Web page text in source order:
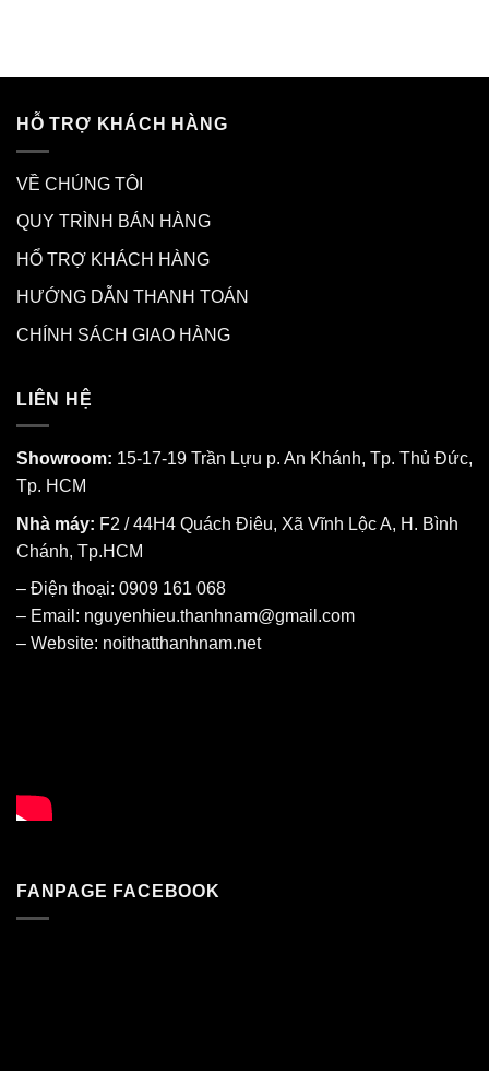
HỖ TRỢ KHÁCH HÀNG
VỀ CHÚNG TÔI
QUY TRÌNH BÁN HÀNG
HỔ TRỢ KHÁCH HÀNG
HƯỚNG DẪN THANH TOÁN
CHÍNH SÁCH GIAO HÀNG
LIÊN HỆ
Showroom: 15-17-19 Trần Lựu p. An Khánh, Tp. Thủ Đức,
Tp. HCM
Nhà máy: F2 / 44H4 Quách Điêu, Xã Vĩnh Lộc A, H. Bình
Chánh, Tp.HCM
– Điện thoại: 0909 161 068
– Email: nguyenhieu.thanhnam@gmail.com
– Website: noithatthanhnam.net
FANPAGE FACEBOOK